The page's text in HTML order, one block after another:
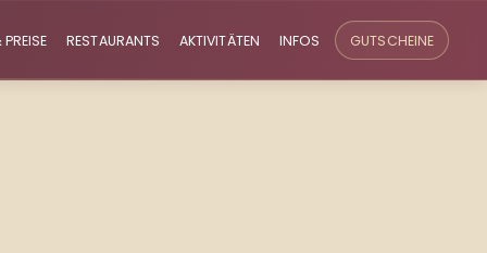
RESTAURANTS AKTIVITÄTEN INFOS GUTSCHEINE